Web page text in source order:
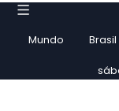
Mundo Brasil